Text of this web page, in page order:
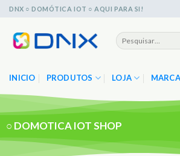
Skip
content
DNX ○ DOMÓTICA IOT ○ AQUI PARA SI!
Pesquisar
por:
INICIO PRODUTOS LOJA
○ DOMOTICA IOT SHOP